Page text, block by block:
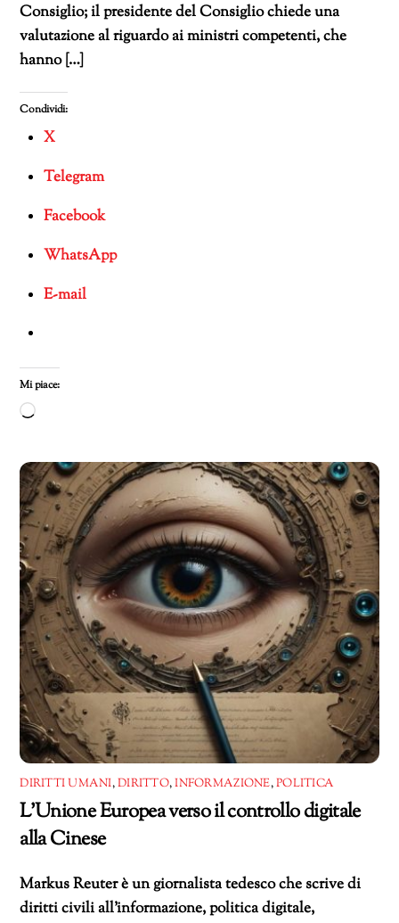
Consiglio; il presidente del Consiglio chiede una
valutazione al riguardo ai ministri competenti, che
hanno […]
Condividi:
X
Telegram
Facebook
WhatsApp
E-mail
Mi piace:
Caricamento
corso…
DIRITTI UMANI,DIRITTO,INFORMAZIONE,POLITICA
L’Unione Europea verso il controllo digitale
alla Cinese
Markus Reuter è un giornalista tedesco che scrive di
diritti civili all’informazione, politica digitale,